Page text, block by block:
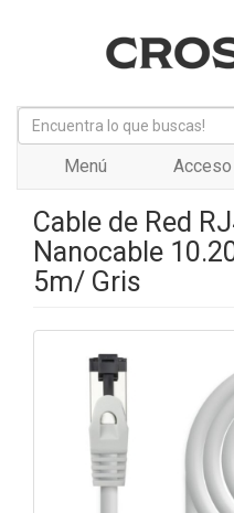
Menú Acceso
Cable de Red
Nanocable
5m/ Gris